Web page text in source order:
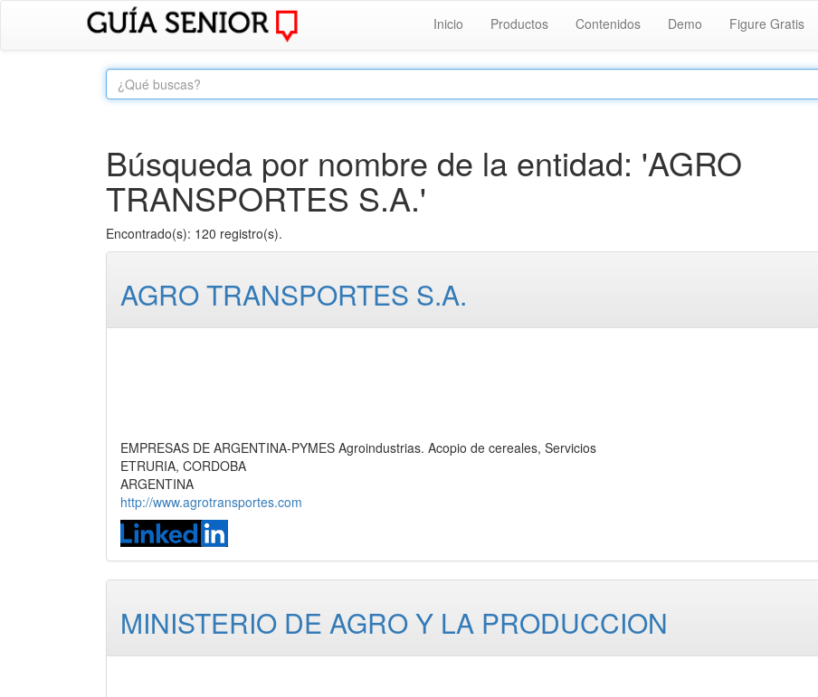
Inicio Productos Contenidos Demo Figure Gratis
Búsqueda por nombre de la entidad: 'AGRO
TRANSPORTES S.A.'
Encontrado(s): 120 registro(s).
AGRO TRANSPORTES S.A.
EMPRESAS DE ARGENTINA-PYMES Agroindustrias. Acopio de cereales, Servicios
ETRURIA, CORDOBA
ARGENTINA
http://www.agrotransportes.com
MINISTERIO DE AGRO Y LA PRODUCCION